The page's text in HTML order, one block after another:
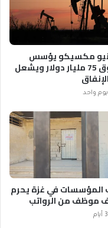
مكسيكو يؤسس
صندوق 75 مليار دولار ويشعل
واحد
المؤسسات في غزة يحرم